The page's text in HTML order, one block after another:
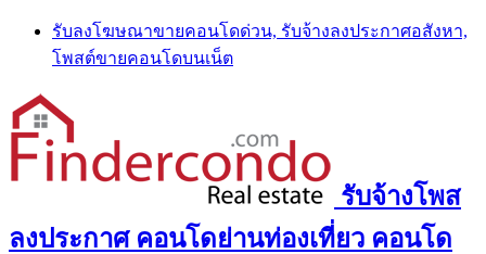
Skip
content
รับลงโฆษณาขายคอนโดด่วน, รับจ้างลงประกาศอสังหา,
โพสต์ขายคอนโดบนเน็ต
รับจ้างโพส
ลงประกาศ คอนโดย่านท่องเที่ยว คอนโด